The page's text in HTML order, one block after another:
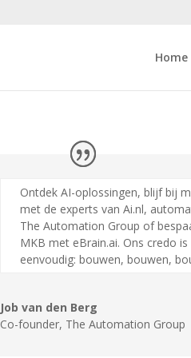
Home
Ontdek AI-oplossingen, blijf bij
met de experts van Ai.nl,
The Automation Group of
MKB met eBrain.ai. Ons credo is
eenvoudig: bouwen, bouwen,
Job van den Berg
Co-founder, The Automation Group